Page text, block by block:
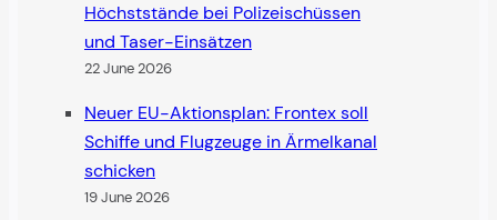
Höchststände bei Polizeischüssen
und Taser-Einsätzen
22 June 2026
Neuer EU-Aktionsplan: Frontex soll
Schiffe und Flugzeuge in Ärmelkanal
schicken
19 June 2026